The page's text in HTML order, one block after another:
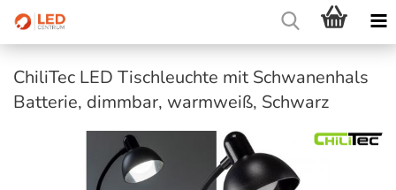
ChiliTec LED Tischleuchte mit Schwanenhals
Batterie, dimmbar, warmweiß, Schwarz